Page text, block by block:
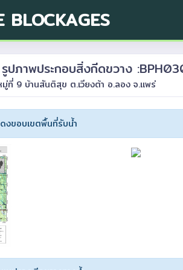
BLOCKAGES
ปภาพประกอบสิ่งกีดขวาง
ที่ 9 บ้านสันติสุข ต.เวียงต้า อ.ลอง จ.แพร่
งขอบเขตพื้นที่รับน้ำ